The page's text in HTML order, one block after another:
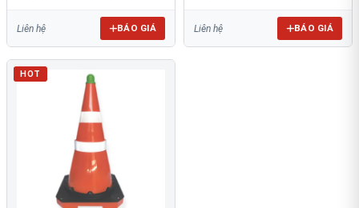
Liên hệ BÁO GIÁ Liên hệ BÁO GIÁ
HOT